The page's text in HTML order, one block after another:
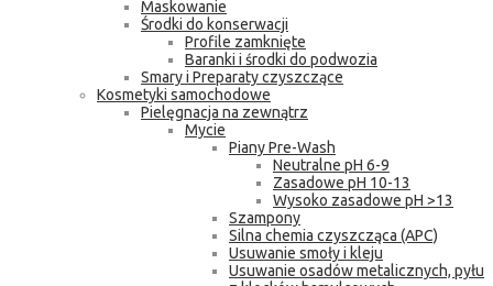
Maskowanie
Środki do konserwacji
Profile zamknięte
Baranki i środki do podwozia
Smary i Preparaty czyszczące
Kosmetyki samochodowe
Pielęgnacja na zewnątrz
Mycie
Piany Pre-Wash
Neutralne pH 6-9
Zasadowe pH 10-13
Wysoko zasadowe pH >13
Szampony
Silna chemia czyszcząca (APC)
Usuwanie smoły i kleju
Usuwanie osadów metalicznych, pyłu